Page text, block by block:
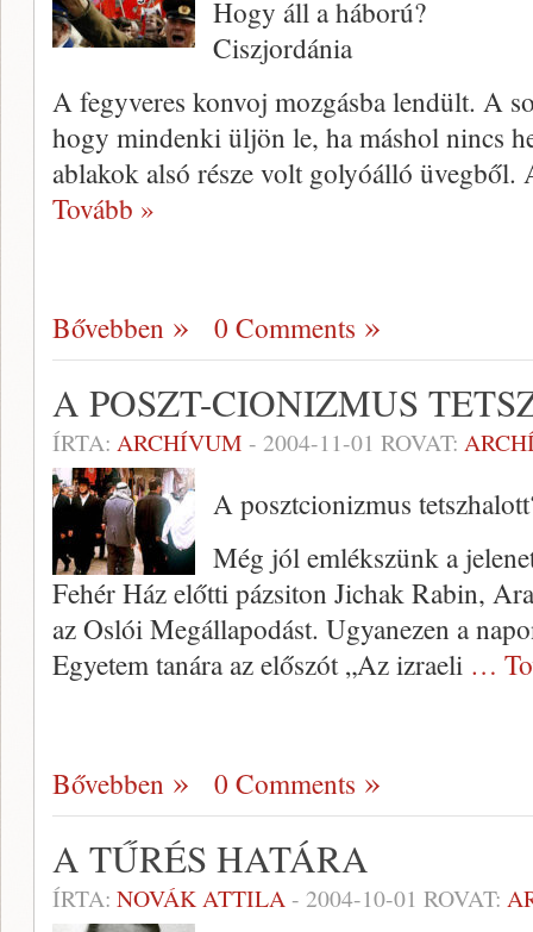
Hogy áll a háború?
Ciszjordánia
A fegyveres konvoj mozgásba lendült. A
hogy mindenki üljön le, ha máshol nincs
ablakok alsó ré­sze volt golyóálló
Tovább »
Bővebben 0 Comments
A POSZT-CIONIZMUS
ÍRTA: ARCHÍVUM - 2004-11-01 ROVAT:
A poszt­cionizmus
Még jól emlékszünk a
Fehér Ház előtti pázsiton Jichak Rabin,
az Oslói Megállapodást. Ugyanezen a
Egyetem tanára az előszót „Az izra­eli …
Bővebben 0 Comments
A TŰRÉS HATÁRA
ÍRTA: NOVÁK ATTILA- 2004-10-01 ROVAT: